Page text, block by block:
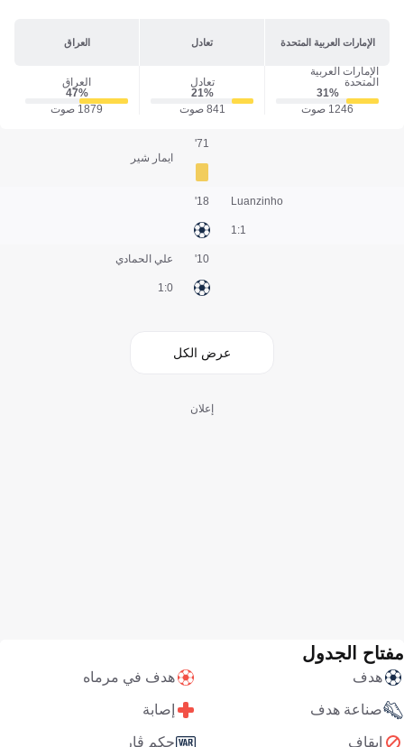
الإمارات العربية المتحدة تعادل العراق
الإمارات العربية
المتحدة
31‎%‎
1246 صوت
تعادل
21‎%‎
841 صوت
العراق
47‎%‎
1879 صوت
ايمار شير
71'
Luanzinho
1:1
18'
علي الحمادي
0:1
10'
عرض الكل
إعلان
مفتاح الجدول
هدف هدف في مرماه
صناعة هدف إصابة
إيقاف حكم ڤار